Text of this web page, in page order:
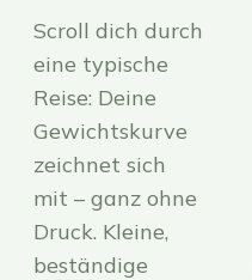
Scroll dich durch
eine typische
Reise: Deine
Gewichtskurve
zeichnet sich
mit – ganz ohne
Druck. Kleine,
beständige